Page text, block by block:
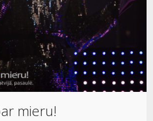
mieru!